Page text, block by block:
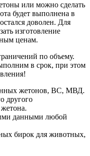
или можно сделать
будет выполнена в
доволен. Для
изготовление
ценам.
по объему.
в срок, при этом
жетонов, ВС, МВД.
другого
данными любой
бирок для животных,